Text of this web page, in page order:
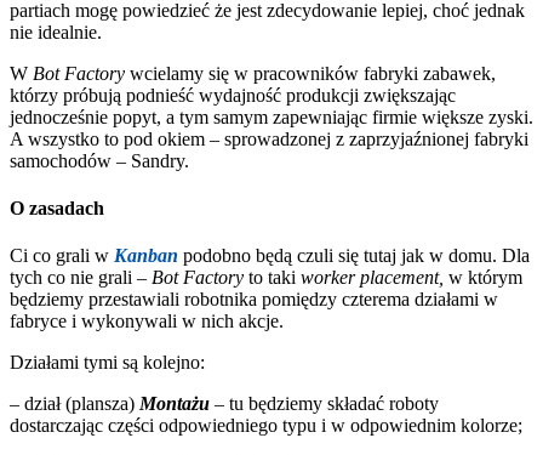
partiach mogę powiedzieć że jest zdecydowanie lepiej, choć jednak
nie idealnie.
W Bot Factory wcielamy się w pracowników fabryki zabawek,
którzy próbują podnieść wydajność produkcji zwiększając
jednocześnie popyt, a tym samym zapewniając firmie większe zyski.
A wszystko to pod okiem – sprowadzonej z zaprzyjaźnionej fabryki
samochodów – Sandry.
O zasadach
Ci co grali w Kanban podobno będą czuli się tutaj jak w domu. Dla
tych co nie grali – Bot Factory to taki worker placement, w którym
będziemy przestawiali robotnika pomiędzy czterema działami w
fabryce i wykonywali w nich akcje.
Działami tymi są kolejno:
– dział (plansza) Montażu – tu będziemy składać roboty
dostarczając części odpowiedniego typu i w odpowiednim kolorze;